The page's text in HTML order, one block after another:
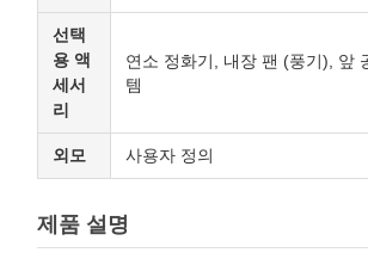
선택
용 액
세서
리
연소 정화기, 내장 팬 (풍기), 앞
템
외모 사용자 정의
제품 설명